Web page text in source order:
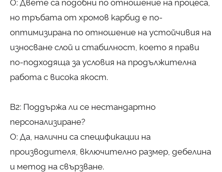
О: Двете са подобни по отношение на процеса,
но тръбата от хромов карбид е по-
оптимизирана по отношение на устойчивия на
износване слой и стабилност, което я прави
по-подходяща за условия на продължителна
работа с висока якост.
В2: Поддържа ли се нестандартно
персонализиране?
О: Да, налични са спецификации на
производителя, включително размер, дебелина
и метод на свързване.